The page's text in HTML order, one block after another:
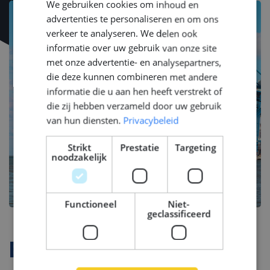
Bedrijfsprofiel
We gebruiken cookies om inhoud en
advertenties te personaliseren en om ons
verkeer te analyseren. We delen ook
informatie over uw gebruik van onze site
met onze advertentie- en analysepartners,
die deze kunnen combineren met andere
informatie die u aan hen heeft verstrekt of
die zij hebben verzameld door uw gebruik
van hun diensten. Privacybeleid
Strikt
noodzakelijk
Prestatie Targeting
Functioneel
Niet-
geclassificeerd